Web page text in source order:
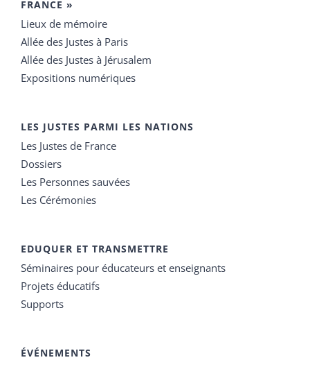
FRANCE »
Lieux de mémoire
Allée des Justes à Paris
Allée des Justes à Jérusalem
Expositions numériques
LES JUSTES PARMI LES NATIONS
Les Justes de France
Dossiers
Les Personnes sauvées
Les Cérémonies
EDUQUER ET TRANSMETTRE
Séminaires pour éducateurs et enseignants
Projets éducatifs
Supports
ÉVÉNEMENTS